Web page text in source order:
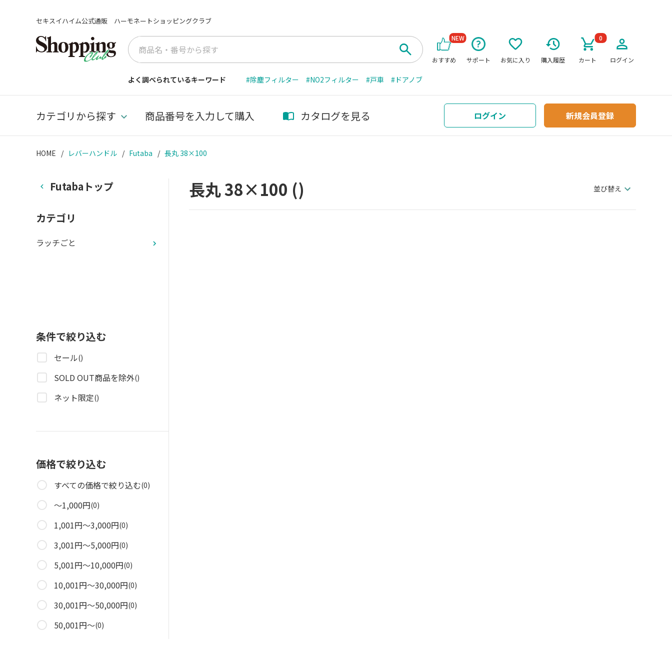
セキスイハイム公式通販 ハーモネートショッピングクラブ
おすすめ
NEW
サポート お気に入り 購入履歴 カート
0
ログイン
よく調べられているキーワード #除塵フィルター #NO2フィルター #戸車 #ドアノブ
カテゴリから探す 商品番号を入力して購入 カタログを見る ログイン 新規会員登録
HOME レバーハンドル Futaba 長丸 38×100
長丸 38×100 () 並び替え
Futabaトップ
カテゴリ
ラッチごと
条件で絞り込む
セール()
SOLD OUT商品を除外()
ネット限定()
価格で絞り込む
すべての価格で絞り込む(0)
～1,000円(0)
1,001円～3,000円(0)
3,001円～5,000円(0)
5,001円～10,000円(0)
10,001円～30,000円(0)
30,001円～50,000円(0)
50,001円～(0)